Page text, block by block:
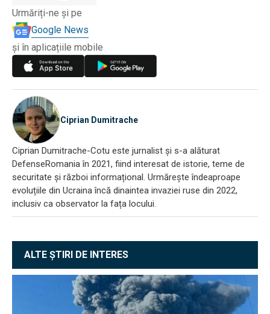
Urmăriți-ne și pe
Google News
și în aplicațiile mobile
Ciprian Dumitrache
Ciprian Dumitrache-Cotu este jurnalist și s-a alăturat
DefenseRomania în 2021, fiind interesat de istorie, teme de
securitate și război informațional. Urmărește îndeaproape
evoluțiile din Ucraina încă dinaintea invaziei ruse din 2022,
inclusiv ca observator la fața locului.
ALTE ȘTIRI DE INTERES